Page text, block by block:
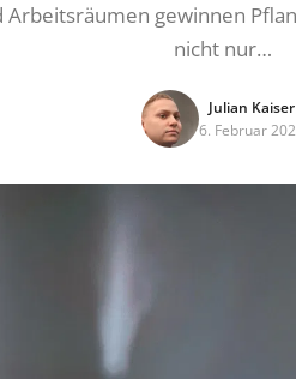
gewinnen
nicht nur…
Julian Kaiser
6. Februar